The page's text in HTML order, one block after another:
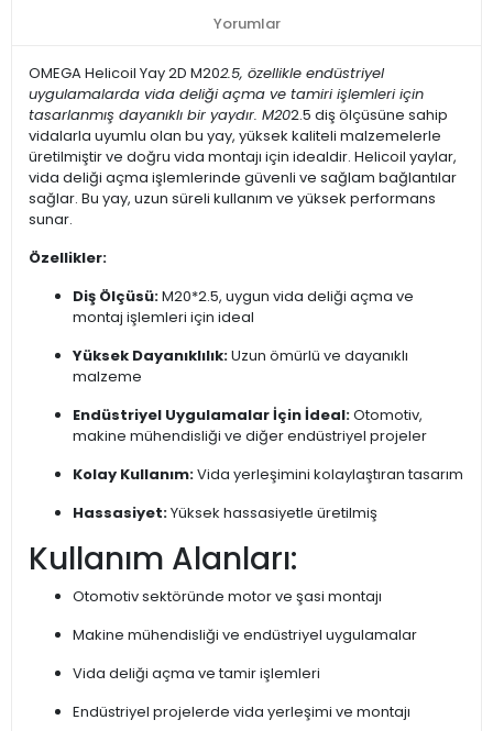
Yorumlar
OMEGA Helicoil Yay 2D M202.5, özellikle endüstriyel
uygulamalarda vida deliği açma ve tamiri işlemleri için
tasarlanmış dayanıklı bir yaydır. M202.5 diş ölçüsüne sahip
vidalarla uyumlu olan bu yay, yüksek kaliteli malzemelerle
üretilmiştir ve doğru vida montajı için idealdir. Helicoil yaylar,
vida deliği açma işlemlerinde güvenli ve sağlam bağlantılar
sağlar. Bu yay, uzun süreli kullanım ve yüksek performans
sunar.
Özellikler:
Diş Ölçüsü:M20*2.5, uygun vida deliği açma ve
montaj işlemleri için ideal
Yüksek Dayanıklılık:Uzun ömürlü ve dayanıklı
malzeme
Endüstriyel Uygulamalar İçin İdeal:Otomotiv,
makine mühendisliği ve diğer endüstriyel projeler
Kolay Kullanım:Vida yerleşimini kolaylaştıran tasarım
Hassasiyet:Yüksek hassasiyetle üretilmiş
Kullanım Alanları:
Otomotiv sektöründe motor ve şasi montajı
Makine mühendisliği ve endüstriyel uygulamalar
Vida deliği açma ve tamir işlemleri
Endüstriyel projelerde vida yerleşimi ve montajı